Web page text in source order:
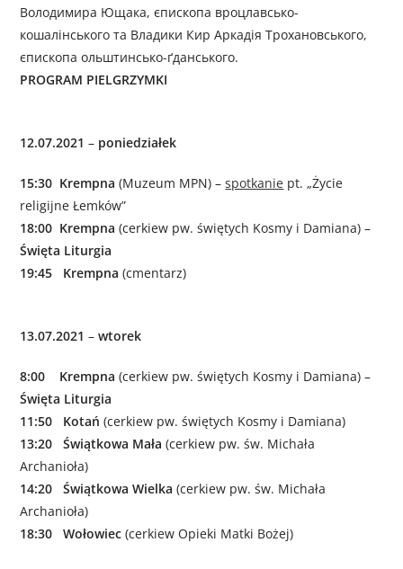
Володимира Ющака, єпископа вроцлавсько-
кошалінського та Владики Кир Аркадія Трохановського,
єпископа ольштинсько-ґданського.
PROGRAM PIELGRZYMKI
12.07.2021– poniedziałek
15:30 Krempna(Muzeum MPN) –spotkanie pt. „Życie
religijne Łemków”
18:00 Krempna(cerkiew pw. świętych Kosmy i Damiana) –
Święta Liturgia
19:45 Krempna(cmentarz)
13.07.2021–wtorek
8:00 Krempna(cerkiew pw. świętych Kosmy i Damiana) –
Święta Liturgia
11:50 Kotań(cerkiew pw. świętych Kosmy i Damiana)
13:20 Świątkowa Mała(cerkiew pw. św. Michała
Archanioła)
14:20 Świątkowa Wielka (cerkiew pw. św. Michała
Archanioła)
18:30 Wołowiec (cerkiew Opieki Matki Bożej)